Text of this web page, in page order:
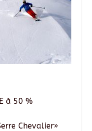
à 50 %
Chevalier»